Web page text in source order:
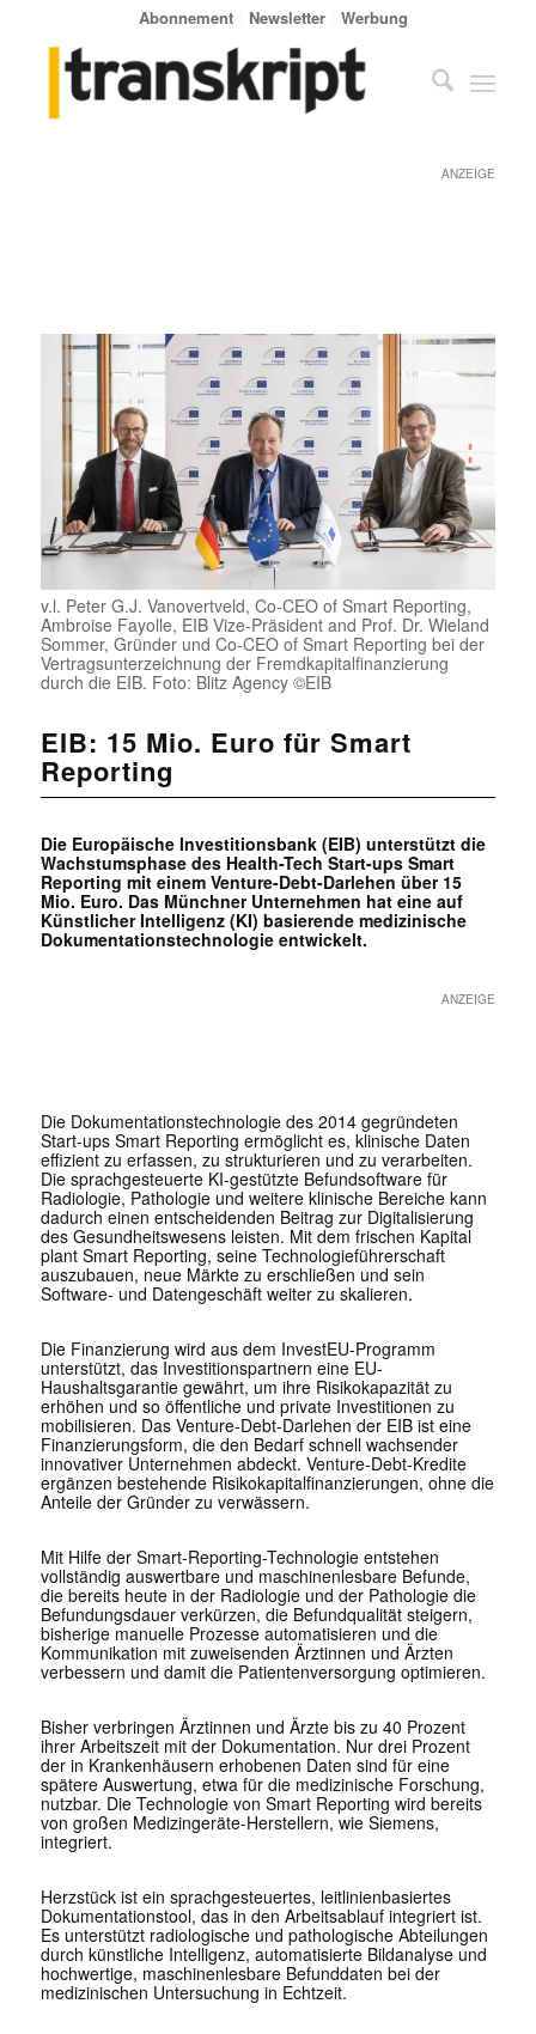
Abonnement Newsletter Werbung
ANZEIGE
v.l. Peter G.J. Vanovertveld, Co-CEO of Smart Reporting,
Ambroise Fayolle, EIB Vize-Präsident and Prof. Dr. Wieland
Sommer, Gründer und Co-CEO of Smart Reporting bei der
Vertragsunterzeichnung der Fremdkapitalfinanzierung
durch die EIB. Foto: Blitz Agency ©EIB
EIB: 15 Mio. Euro für Smart
Reporting
Die Europäische Investitionsbank (EIB) unterstützt die
Wachstumsphase des Health-Tech Start-ups Smart
Reporting mit einem Venture-Debt-Darlehen über 15
Mio. Euro. Das Münchner Unternehmen hat eine auf
Künstlicher Intelligenz (KI) basierende medizinische
Dokumentationstechnologie entwickelt.
ANZEIGE
Die Dokumentationstechnologie des 2014 gegründeten
Start-ups Smart Reporting ermöglicht es, klinische Daten
effizient zu erfassen, zu strukturieren und zu verarbeiten.
Die sprachgesteuerte KI-gestützte Befundsoftware für
Radiologie, Pathologie und weitere klinische Bereiche kann
dadurch einen entscheidenden Beitrag zur Digitalisierung
des Gesundheitswesens leisten. Mit dem frischen Kapital
plant Smart Reporting, seine Technologieführerschaft
auszubauen, neue Märkte zu erschließen und sein
Software- und Datengeschäft weiter zu skalieren.
Die Finanzierung wird aus dem InvestEU-Programm
unterstützt, das Investitionspartnern eine EU-
Haushaltsgarantie gewährt, um ihre Risikokapazität zu
erhöhen und so öffentliche und private Investitionen zu
mobilisieren. Das Venture-Debt-Darlehen der EIB ist eine
Finanzierungsform, die den Bedarf schnell wachsender
innovativer Unternehmen abdeckt. Venture-Debt-Kredite
ergänzen bestehende Risikokapitalfinanzierungen, ohne die
Anteile der Gründer zu verwässern.
Mit Hilfe der Smart-Reporting-Technologie entstehen
vollständig auswertbare und maschinenlesbare Befunde,
die bereits heute in der Radiologie und der Pathologie die
Befundungsdauer verkürzen, die Befundqualität steigern,
bisherige manuelle Prozesse automatisieren und die
Kommunikation mit zuweisenden Ärztinnen und Ärzten
verbessern und damit die Patientenversorgung optimieren.
Bisher verbringen Ärztinnen und Ärzte bis zu 40 Prozent
ihrer Arbeitszeit mit der Dokumentation. Nur drei Prozent
der in Krankenhäusern erhobenen Daten sind für eine
spätere Auswertung, etwa für die medizinische Forschung,
nutzbar. Die Technologie von Smart Reporting wird bereits
von großen Medizingeräte-Herstellern, wie Siemens,
integriert.
Herzstück ist ein sprachgesteuertes, leitlinienbasiertes
Dokumentationstool, das in den Arbeitsablauf integriert ist.
Es unterstützt radiologische und pathologische Abteilungen
durch künstliche Intelligenz, automatisierte Bildanalyse und
hochwertige, maschinenlesbare Befunddaten bei der
medizinischen Untersuchung in Echtzeit.